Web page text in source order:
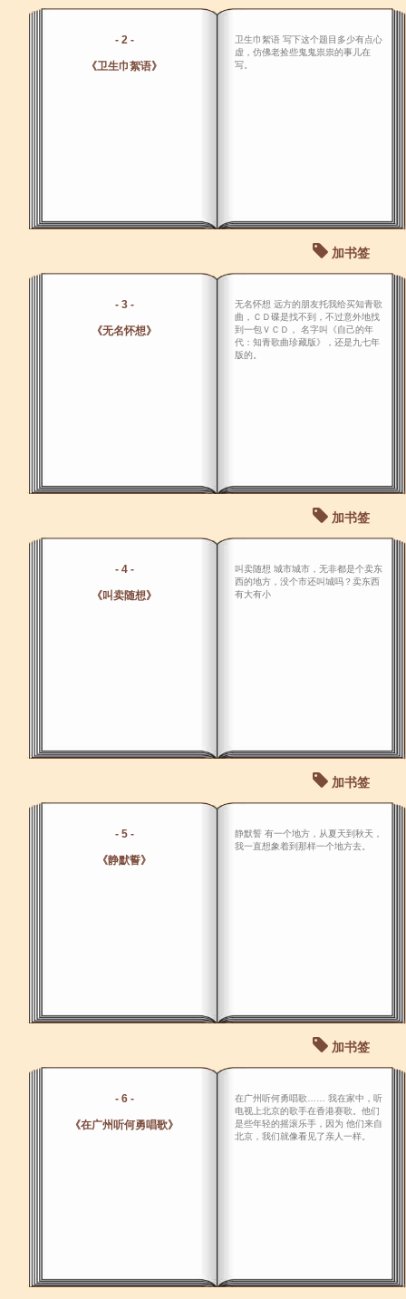
- 2 -
《卫生巾絮语》
卫生巾絮语 写下这个题目多少有点心
虚，仿佛老捡些鬼鬼祟祟的事儿在
写。
加书签
- 3 -
《无名怀想》
无名怀想 远方的朋友托我给买知青歌
曲，ＣＤ碟是找不到，不过意外地找
到一包ＶＣＤ， 名字叫《自己的年
代：知青歌曲珍藏版》，还是九七年
版的。
加书签
- 4 -
《叫卖随想》
叫卖随想 城市城市，无非都是个卖东
西的地方，没个市还叫城吗？卖东西
有大有小
加书签
- 5 -
《静默誓》
静默誓 有一个地方，从夏天到秋天，
我一直想象着到那样一个地方去。
加书签
- 6 -
《在广州听何勇唱歌》
在广州听何勇唱歌…… 我在家中，听
电视上北京的歌手在香港赛歌。他们
是些年轻的摇滚乐手，因为 他们来自
北京，我们就像看见了亲人一样。